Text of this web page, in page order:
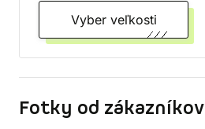
Vyber veľkosti
Fotky od zákazníkov